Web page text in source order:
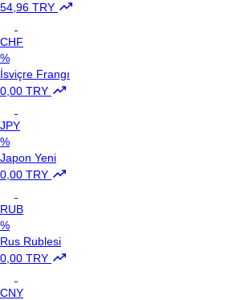
54,96 TRY
CHF
%
İsviçre Frangı
0,00 TRY
JPY
%
Japon Yeni
0,00 TRY
RUB
%
Rus Rublesi
0,00 TRY
CNY